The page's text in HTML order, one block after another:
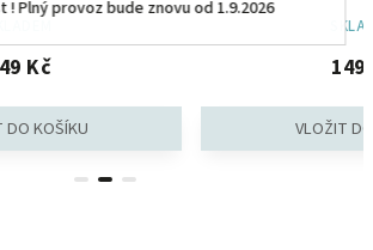
Plný provoz bude znovu od 1.9.2026
Kč 149